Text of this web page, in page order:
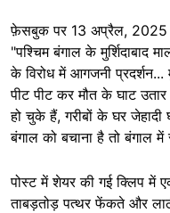
फ़ेसबुक पर 13 अप्रैल, 2025
"पश्चिम बंगाल के मुर्शिदाबाद
के विरोध में आगजनी प्रदर्शन...
पीट पीट कर मौत के घाट
हो चुके हैं, गरीबों के घर
बंगाल को बचाना है तो बंगाल में
पोस्ट में शेयर की गई क्लिप में
ताबड़तोड़ पत्थर फेंकते और